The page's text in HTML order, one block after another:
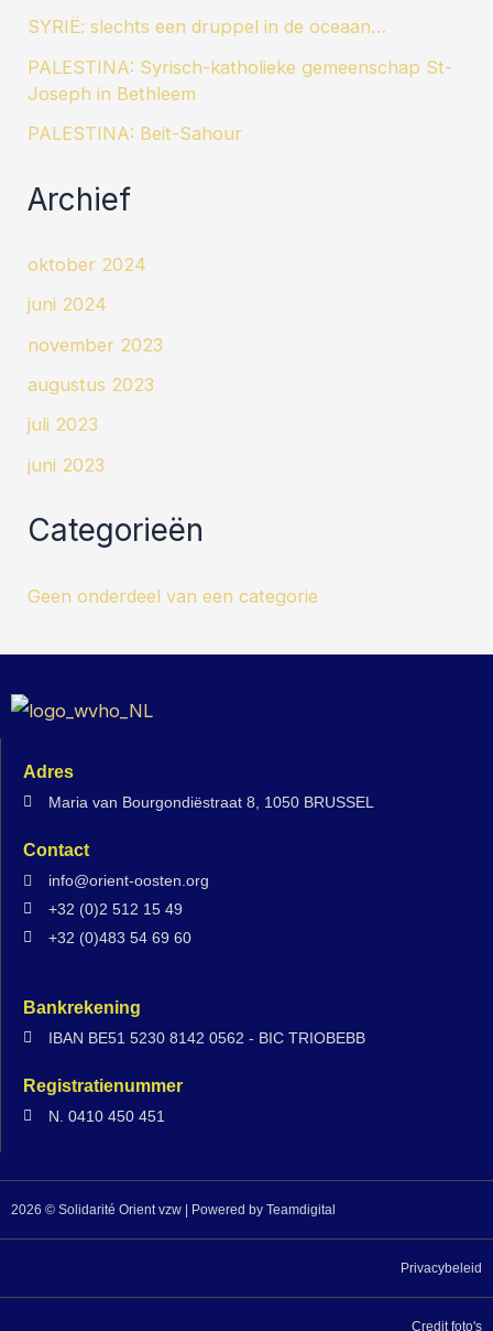
SYRIË: slechts een druppel in de oceaan…
PALESTINA: Syrisch-katholieke gemeenschap St-
Joseph in Bethleem
PALESTINA: Beit-Sahour
Archief
oktober 2024
juni 2024
november 2023
augustus 2023
juli 2023
juni 2023
Categorieën
Geen onderdeel van een categorie
Adres
Maria van Bourgondiëstraat 8, 1050 BRUSSEL
Contact
info@orient-oosten.org
+32 (0)2 512 15 49
+32 (0)483 54 69 60
Bankrekening
IBAN BE51 5230 8142 0562 - BIC TRIOBEBB
Registratienummer
N. 0410 450 451
2026 © Solidarité Orient vzw | Powered by Teamdigital
Privacybeleid
Credit foto's